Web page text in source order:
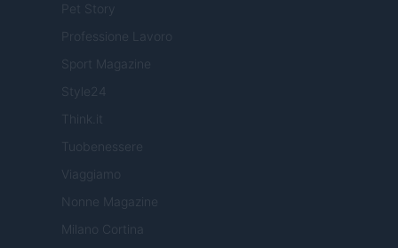
Pet Story
Professione Lavoro
Sport Magazine
Style24
Think.it
Tuobenessere
Viaggiamo
Nonne Magazine
Milano Cortina